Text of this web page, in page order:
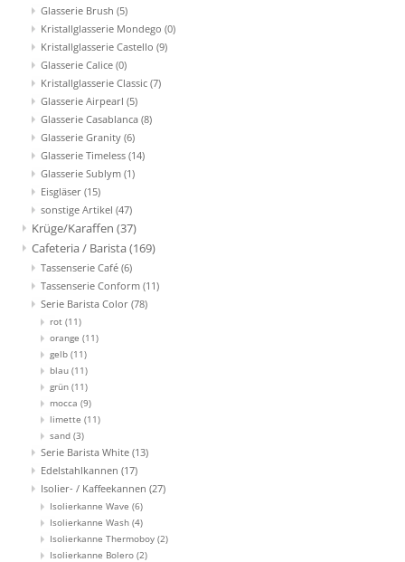
Glasserie Brush (5)
Kristallglasserie Mondego (0)
Kristallglasserie Castello (9)
Glasserie Calice (0)
Kristallglasserie Classic (7)
Glasserie Airpearl (5)
Glasserie Casablanca (8)
Glasserie Granity (6)
Glasserie Timeless (14)
Glasserie Sublym (1)
Eisgläser (15)
sonstige Artikel (47)
Krüge/Karaffen (37)
Cafeteria / Barista(169)
Tassenserie Café (6)
Tassenserie Conform (11)
Serie Barista Color (78)
rot (11)
orange (11)
gelb (11)
blau (11)
grün (11)
mocca (9)
limette (11)
sand (3)
Serie Barista White (13)
Edelstahlkannen (17)
Isolier- / Kaffeekannen (27)
Isolierkanne Wave (6)
Isolierkanne Wash (4)
Isolierkanne Thermoboy (2)
Isolierkanne Bolero (2)